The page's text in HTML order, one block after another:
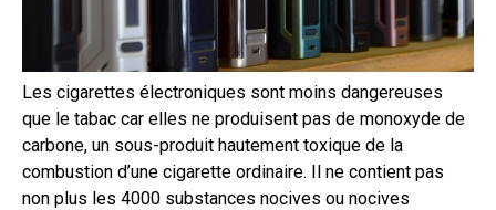
Les cigarettes électroniques sont moins dangereuses
que le tabac car elles ne produisent pas de monoxyde de
carbone, un sous-produit hautement toxique de la
combustion d’une cigarette ordinaire. Il ne contient pas
non plus les 4000 substances nocives ou nocives